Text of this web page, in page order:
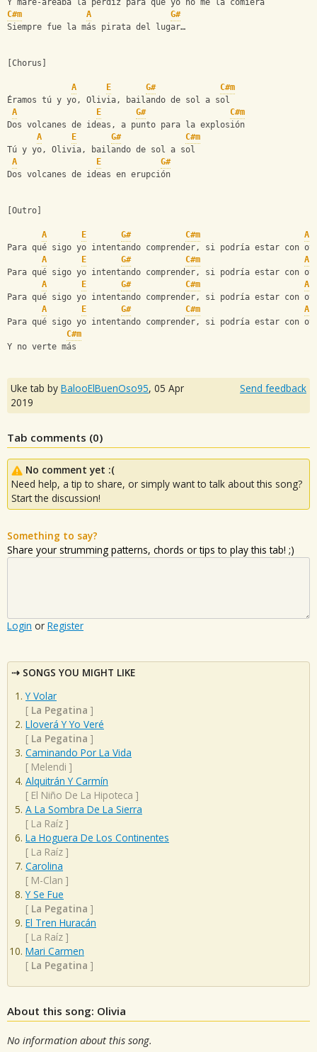
Y mare-areaba la perdiz para que yo no me la comiera
C#m
A
G#
Siempre fue la más pirata del lugar…
[Chorus]
A E G#
C#m
Éramos tú y yo, Olivia, bailando de sol a sol
A
E G#
C#m
Dos volcanes de ideas, a punto para la explosión
A
E G#
C#m
Tú y yo, Olivia, bailando de sol a sol
A
E
G#
Dos volcanes de ideas en erupción
[Outro]
A E G# C#m
A
Para qué sigo yo intentando comprender, si podría estar con
A
E G# C#m
A
Para qué sigo yo intentando comprender, si podría estar con
A
E G# C#m
A
Para qué sigo yo intentando comprender, si podría estar con
A
E G# C#m
A
Para qué sigo yo intentando comprender, si podría estar con
C#m
Y no verte más
Uke tab by BalooElBuenOso95, 05 Apr
2019
Send feedback
Tab comments (0)
No comment yet :(
Need help, a tip to share, or simply want to talk about this song?
Start the discussion!
Something to say?
Share your strumming patterns, chords or tips to play this tab! ;)
Login or Register
SONGS YOU MIGHT LIKE
Y Volar
[ La Pegatina ]
Lloverá Y Yo Veré
[ La Pegatina ]
Caminando Por La Vida
[ Melendi ]
Alquitrán Y Carmín
[ El Niño De La Hipoteca ]
A La Sombra De La Sierra
[ La Raíz ]
La Hoguera De Los Continentes
[ La Raíz ]
Carolina
[ M-Clan ]
Y Se Fue
[ La Pegatina ]
El Tren Huracán
[ La Raíz ]
Mari Carmen
[ La Pegatina ]
About this song: Olivia
No information about this song.